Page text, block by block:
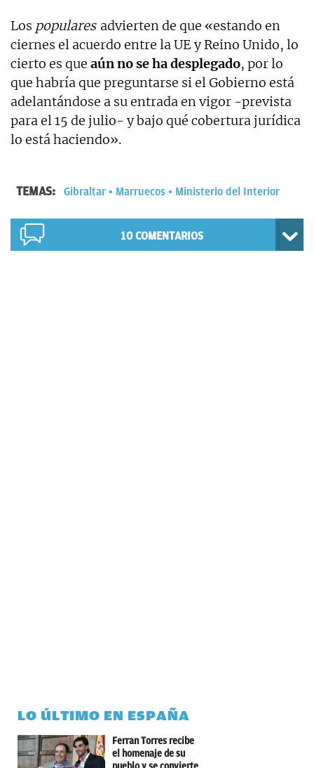
Los populares advierten de que «estando en
ciernes el acuerdo entre la UE y Reino Unido, lo
cierto es que aún no se ha desplegado, por lo
que habría que preguntarse si el Gobierno está
adelantándose a su entrada en vigor -prevista
para el 15 de julio- y bajo qué cobertura jurídica
lo está haciendo».
TEMAS: Gibraltar Marruecos Ministerio del Interior
10COMENTARIOS
LO ÚLTIMO EN ESPAÑA
Ferran Torres recibe
el homenaje de su